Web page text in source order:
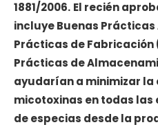
1881/2006. El recién
incluye Buenas
Prácticas de Fabricación
Prácticas de
ayudarían a minimizar
micotoxinas en todas
de especias desde la